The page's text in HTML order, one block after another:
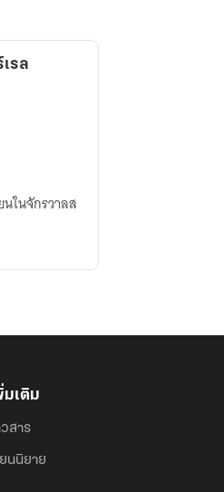
รล
ในจักรวาลส
มเติม
สาร
ยนนิยาย